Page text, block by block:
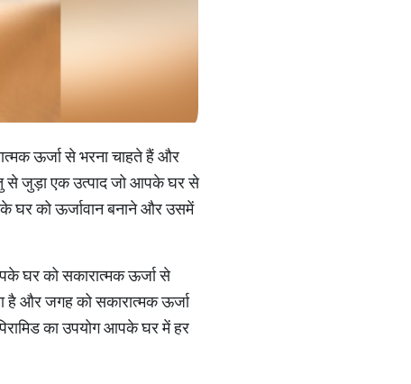
ऊर्जा से भरना चाहते हैं और
से जुड़ा एक उत्पाद जो आपके घर से
घर को ऊर्जावान बनाने और उसमें
घर को सकारात्मक ऊर्जा से
है और जगह को सकारात्मक ऊर्जा
का उपयोग आपके घर में हर